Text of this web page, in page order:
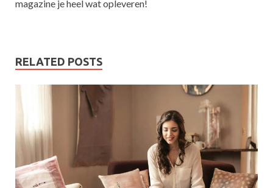
magazine je heel wat opleveren!
RELATED POSTS